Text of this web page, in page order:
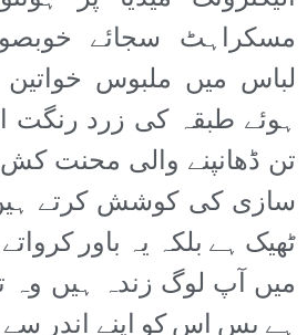
مسکراہٹ سجائے
لباس میں ملبوس
ہوئے طبقہ کی زرد رنگت
تن ڈھانپنے والی محنت
سازی کی کوشش کرتے
ٹھیک ہے بلکہ یہ باور
میں آپ لوگ زندہ ہیں وہ